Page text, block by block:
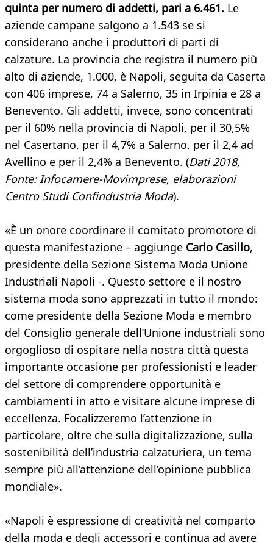
quinta per numero di addetti, pari a 6.461. Le
aziende campane salgono a 1.543 se si
considerano anche i produttori di parti di
calzature. La provincia che registra il numero più
alto di aziende, 1.000, è Napoli, seguita da Caserta
con 406 imprese, 74 a Salerno, 35 in Irpinia e 28 a
Benevento. Gli addetti, invece, sono concentrati
per il 60% nella provincia di Napoli, per il 30,5%
nel Casertano, per il 4,7% a Salerno, per il 2,4 ad
Avellino e per il 2,4% a Benevento. (Dati 2018,
Fonte: Infocamere-Movimprese, elaborazioni
Centro Studi Confindustria Moda).
«È un onore coordinare il comitato promotore di
questa manifestazione – aggiunge Carlo Casillo,
presidente della Sezione Sistema Moda Unione
Industriali Napoli -. Questo settore e il nostro
sistema moda sono apprezzati in tutto il mondo:
come presidente della Sezione Moda e membro
del Consiglio generale dell’Unione industriali sono
orgoglioso di ospitare nella nostra città questa
importante occasione per professionisti e leader
del settore di comprendere opportunità e
cambiamenti in atto e visitare alcune imprese di
eccellenza. Focalizzeremo l’attenzione in
particolare, oltre che sulla digitalizzazione, sulla
sostenibilità dell’industria calzaturiera, un tema
sempre più all’attenzione dell’opinione pubblica
mondiale».
«Napoli è espressione di creatività nel comparto
della moda e degli accessori e continua ad avere